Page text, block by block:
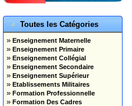
Toutes les Catégories
» Enseignement Maternelle
» Enseignement Primaire
» Enseignement Collégial
» Enseignement Secondaire
» Enseignement Supérieur
» Etablissements Militaires
» Formation Professionnelle
» Formation Des Cadres